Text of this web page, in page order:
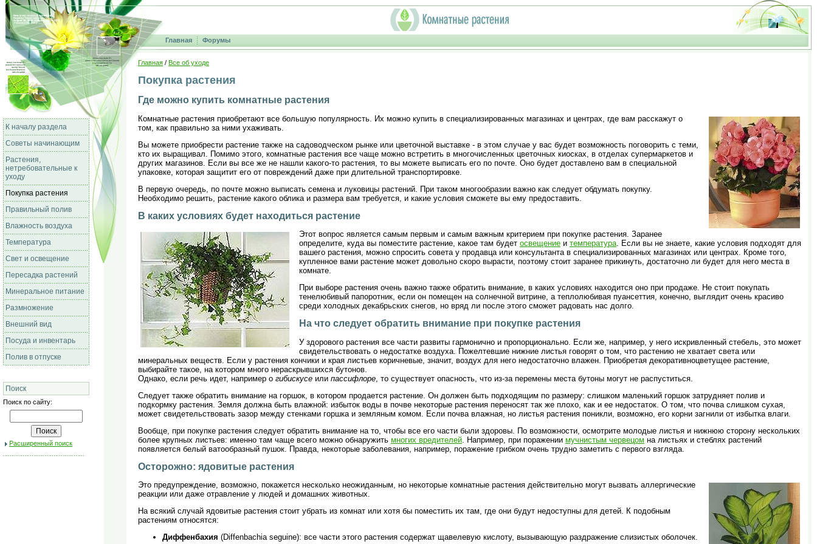
Главная Форумы
К началу раздела
Советы начинающим
Растения,
нетребовательные к
уходу
Покупка растения
Правильный полив
Влажность воздуха
Температура
Свет и освещение
Пересадка растений
Минеральное питание
Размножение
Внешний вид
Посуда и инвентарь
Полив в отпуске
Поиск
Поиск по сайту:
Расширенный поиск
Главная / Все об уходе
Покупка растения
Где можно купить комнатные растения
Комнатные растения приобретают все большую популярность. Их можно купить в специализированных магазинах и центрах, где вам расскажут о
том, как правильно за ними ухаживать.
Вы можете приобрести растение также на садоводческом рынке или цветочной выставке - в этом случае у вас будет возможность поговорить с теми,
кто их выращивал. Помимо этого, комнатные растения все чаще можно встретить в многочисленных цветочных киосках, в отделах супермаркетов и
других магазинов. Если вы все же не нашли какого-то растения, то вы можете выписать его по почте. Оно будет доставлено вам в специальной
упаковке, которая защитит его от повреждений даже при длительной транспортировке.
В первую очередь, по почте можно выписать семена и луковицы растений. При таком многообразии важно как следует обдумать покупку.
Необходимо решить, растение какого облика и размера вам требуется, и какие условия сможете вы ему предоставить.
В каких условиях будет находиться растение
Этот вопрос является самым первым и самым важным критерием при покупке растения. Заранее
определите, куда вы поместите растение, какое там будет освещение и температура. Если вы не знаете, какие условия подходят для
вашего растения, можно спросить совета у продавца или консультанта в специализированных магазинах или центрах. Кроме того,
купленное вами растение может довольно скоро вырасти, поэтому стоит заранее прикинуть, достаточно ли будет для него места в
комнате.
При выборе растения очень важно также обратить внимание, в каких условиях находится оно при продаже. Не стоит покупать
тенелюбивый папоротник, если он помещен на солнечной витрине, а теплолюбивая пуансеттия, конечно, выглядит очень красиво
среди холодных декабрьских снегов, но вряд ли после этого сможет радовать нас долго.
На что следует обратить внимание при покупке растения
У здорового растения все части развиты гармонично и пропорционально. Если же, например, у него искривленный стебель, это может
свидетельствовать о недостатке воздуха. Пожелтевшие нижние листья говорят о том, что растению не хватает света или
минеральных веществ. Если у растения кончики и края листьев коричневые, значит, воздух для него недостаточно влажен. Приобретая декоративноцветущее растение,
выбирайте такое, на котором много нераскрывшихся бутонов.
Однако, если речь идет, например о гибискусе или пассифлоре , то существует опасность, что из-за перемены места бутоны могут не распуститься.
Следует также обратить внимание на горшок, в котором продается растение. Он должен быть подходящим по размеру: слишком маленький горшок затрудняет полив и
подкормку растения. Земля должна быть влажной: избыток воды в почве некоторые растения переносят так же плохо, как и ее недостаток. О том, что почва слишком сухая,
может свидетельствовать зазор между стенками горшка и земляным комом. Если почва влажная, но листья растения поникли, возможно, его корни загнили от избытка влаги.
Вообще, при покупке растения следует обратить внимание на то, чтобы все его части были здоровы. По возможности, осмотрите молодые листья и нижнюю сторону нескольких
более крупных листьев: именно там чаще всего можно обнаружить многих вредителей . Например, при поражении мучнистым червецом на листьях и стеблях растений
появляется белый ватообразный пушок. Правда, некоторые заболевания, например, поражение грибком очень трудно заметить с первого взгляда.
Осторожно: ядовитые растения
Это предупреждение, возможно, покажется несколько неожиданным, но некоторые комнатные растения действительно могут вызвать аллергические
реакции или даже отравление у людей и домашних животных.
На всякий случай ядовитые растения стоит убрать из комнат или хотя бы поместить их там, где они будут недоступны для детей. К подобным
растениям относятся:
Диффенбахия (Diffenbachia seguine): все части этого растения содержат щавелевую кислоту, вызывающую раздражение слизистых оболочек.